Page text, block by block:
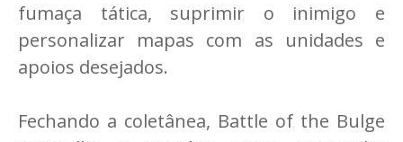
fumaça tática, suprimir o inimigo e
personalizar mapas com as unidades e
apoios desejados.
Fechando a coletânea, Battle of the Bulge